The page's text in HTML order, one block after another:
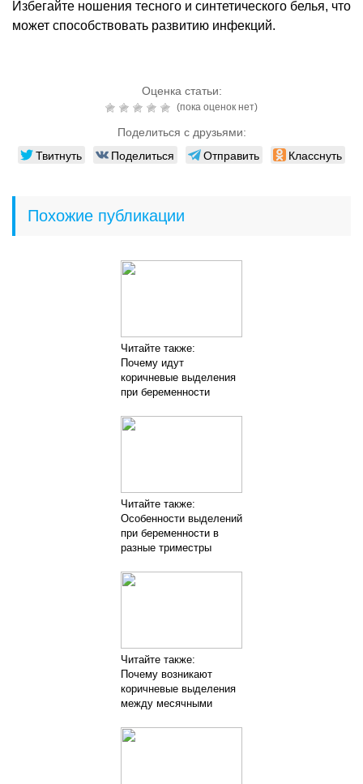
Избегайте ношения тесного и синтетического белья, что
может способствовать развитию инфекций.
Оценка статьи:
(пока оценок нет)
Поделиться с друзьями:
Твитнуть Поделиться Отправить Класснуть
Похожие публикации
Читайте также:
Почему идут
коричневые выделения
при беременности
Читайте также:
Особенности выделений
при беременности в
разные триместры
Читайте также:
Почему возникают
коричневые выделения
между месячными